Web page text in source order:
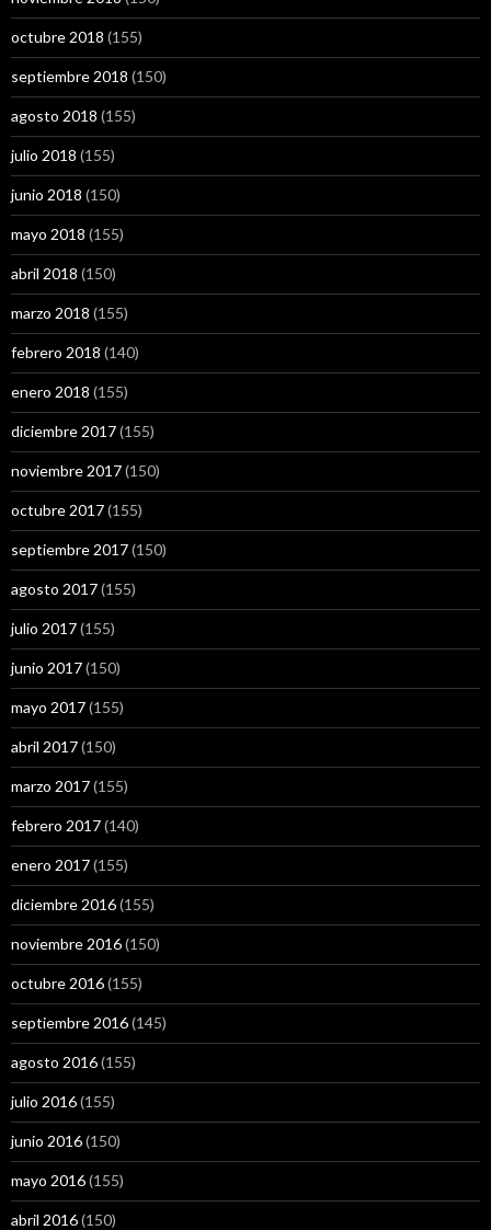
octubre 2018 (155)
septiembre 2018 (150)
agosto 2018 (155)
julio 2018 (155)
junio 2018 (150)
mayo 2018 (155)
abril 2018 (150)
marzo 2018 (155)
febrero 2018 (140)
enero 2018 (155)
diciembre 2017(155)
noviembre 2017(150)
octubre 2017(155)
septiembre 2017(150)
agosto 2017(155)
julio 2017(155)
junio 2017(150)
mayo 2017(155)
abril 2017(150)
marzo 2017(155)
febrero 2017(140)
enero 2017(155)
diciembre 2016(155)
noviembre 2016(150)
octubre 2016(155)
septiembre 2016(145)
agosto 2016(155)
julio 2016(155)
junio 2016(150)
mayo 2016(155)
abril 2016(150)